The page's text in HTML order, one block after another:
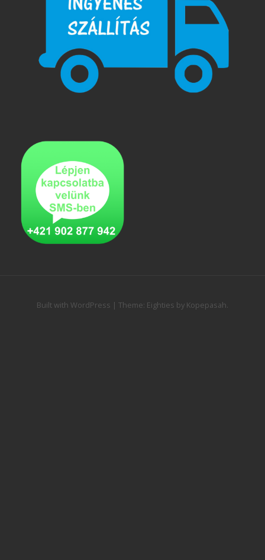
Built with WordPress | Theme: Eighties by Kopepasah.